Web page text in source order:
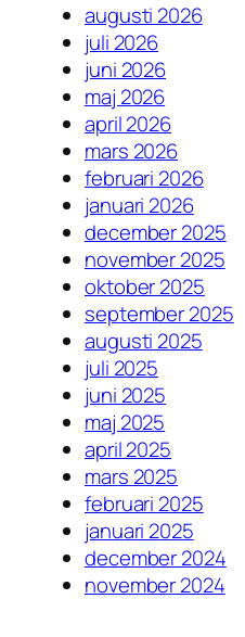
augusti 2026
juli 2026
juni 2026
maj 2026
april 2026
mars 2026
februari 2026
januari 2026
december 2025
november 2025
oktober 2025
september 2025
augusti 2025
juli 2025
juni 2025
maj 2025
april 2025
mars 2025
februari 2025
januari 2025
december 2024
november 2024